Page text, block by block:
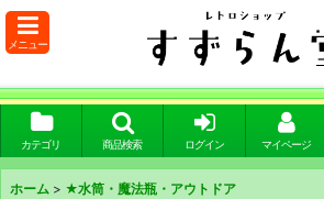
メニュー
カテゴリ 商品検索 ログイン マイページ
ホーム > ★水筒・魔法瓶・アウトドア